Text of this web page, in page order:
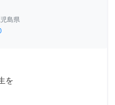
島県
を